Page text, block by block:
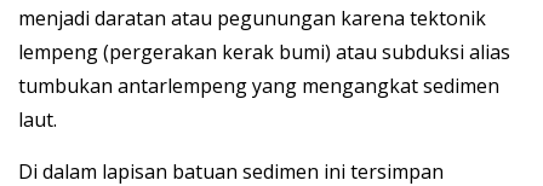
menjadi daratan atau pegunungan karena tektonik
lempeng (pergerakan kerak bumi) atau subduksi alias
tumbukan antarlempeng yang mengangkat sedimen
laut.
Di dalam lapisan batuan sedimen ini tersimpan